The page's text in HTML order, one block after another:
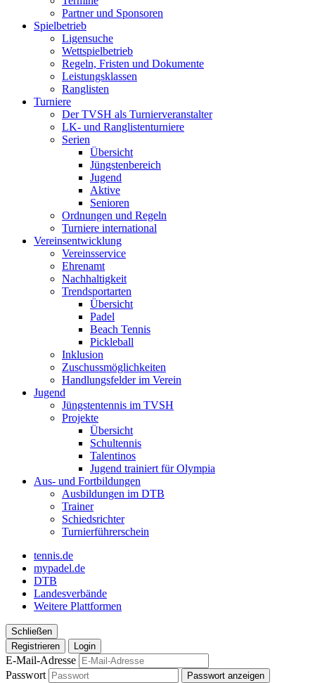
Partner und Sponsoren
Spielbetrieb
Ligensuche
Wettspielbetrieb
Regeln, Fristen und Dokumente
Leistungsklassen
Ranglisten
Turniere
Der TVSH als Turnierveranstalter
LK- und Ranglistenturniere
Serien
Übersicht
Jüngstenbereich
Jugend
Aktive
Senioren
Ordnungen und Regeln
Turniere international
Vereinsentwicklung
Vereinsservice
Ehrenamt
Nachhaltigkeit
Trendsportarten
Übersicht
Padel
Beach Tennis
Pickleball
Inklusion
Zuschussmöglichkeiten
Handlungsfelder im Verein
Jugend
Jüngstentennis im TVSH
Projekte
Übersicht
Schultennis
Talentinos
Jugend trainiert für Olympia
Aus- und Fortbildungen
Ausbildungen im DTB
Trainer
Schiedsrichter
Turnierführerschein
tennis.de
mypadel.de
DTB
Landesverbände
Weitere Plattformen
Schließen
Registrieren
Login
E-Mail-Adresse
Passwort
Passwort anzeigen